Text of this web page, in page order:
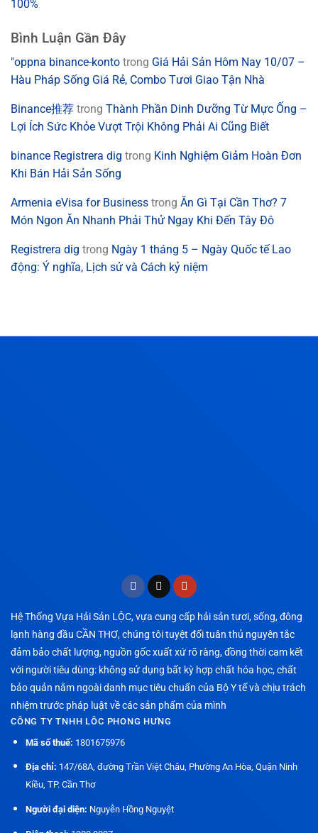
100%
Bình Luận Gần Đây
"oppna binance-konto trong Giá Hải Sản Hôm Nay 10/07 –
Hàu Pháp Sống Giá Rẻ, Combo Tươi Giao Tận Nhà
Binance推荐 trong Thành Phần Dinh Dưỡng Từ Mực Ống –
Lợi Ích Sức Khỏe Vượt Trội Không Phải Ai Cũng Biết
binance Registrera dig trong Kinh Nghiệm Giảm Hoàn Đơn
Khi Bán Hải Sản Sống
Armenia eVisa for Business trong Ăn Gì Tại Cần Thơ? 7
Món Ngon Ăn Nhanh Phải Thử Ngay Khi Đến Tây Đô
Registrera dig trong Ngày 1 tháng 5 – Ngày Quốc tế Lao
động: Ý nghĩa, Lịch sử và Cách kỷ niệm
Hệ Thống Vựa Hải Sản LỘC, vựa cung cấp hải sản tươi, sống, đông
lạnh hàng đầu CẦN THƠ, chúng tôi tuyệt đối tuân thủ nguyên tắc
đảm bảo chất lượng, nguồn gốc xuất xứ rõ ràng, đồng thời cam kết
với người tiêu dùng: không sử dụng bất kỳ hợp chất hóa học, chất
bảo quản nằm ngoài danh mục tiêu chuẩn của Bộ Y tế và chịu trách
nhiệm trước pháp luật về các sản phẩm của mình
CÔNG TY TNHH LÔC PHONG HƯNG
Mã số thuế: 1801675976
Địa chỉ: 147/68A, đường Trần Việt Châu, Phường An Hòa, Quận Ninh
Kiều, TP. Cần Thơ
Người đại diện: Nguyễn Hồng Nguyệt